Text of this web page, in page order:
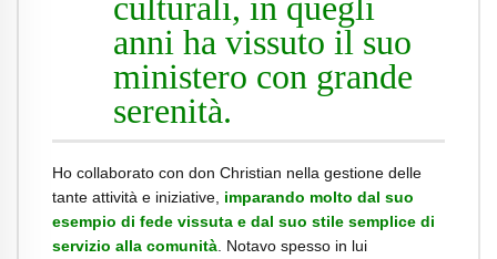
culturali, in quegli
anni ha vissuto il suo
ministero con grande
serenità.
Ho collaborato con don Christian nella gestione delle
tante attività e iniziative, imparando molto dal suo
esempio di fede vissuta e dal suo stile semplice di
servizio alla comunità . Notavo spesso in lui